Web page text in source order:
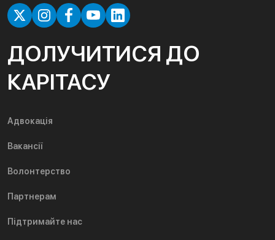
ДОЛУЧИТИСЯ ДО
КАРІТАСУ
Адвокація
Вакансії
Волонтерство
Партнерам
Підтримайте нас